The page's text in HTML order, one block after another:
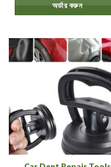
অর্ডার করুন